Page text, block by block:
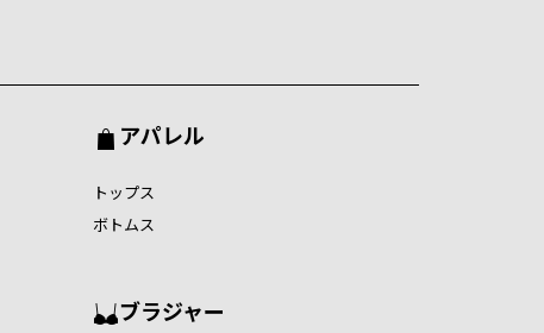
アパレル
トップス
ボトムス
ブラジャー